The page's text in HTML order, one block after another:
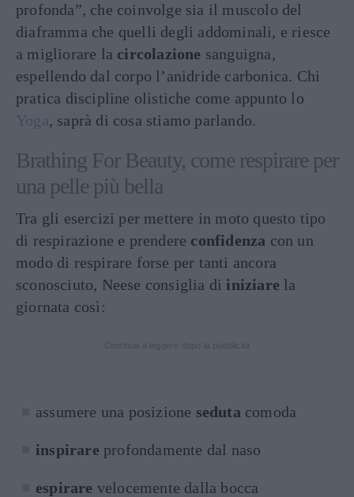
profonda”, che coinvolge sia il muscolo del
diaframma che quelli degli addominali, e riesce
a migliorare la circolazione sanguigna,
espellendo dal corpo l’anidride carbonica. Chi
pratica discipline olistiche come appunto lo
Yoga, saprà di cosa stiamo parlando.
Brathing For Beauty, come respirare per
una pelle più bella
Tra gli esercizi per mettere in moto questo tipo
di respirazione e prendere confidenza con un
modo di respirare forse per tanti ancora
sconosciuto, Neese consiglia di iniziare la
giornata così:
assumere una posizione seduta comoda
inspirare profondamente dal naso
espirare velocemente dalla bocca